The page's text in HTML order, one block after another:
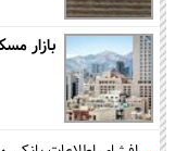
بازار